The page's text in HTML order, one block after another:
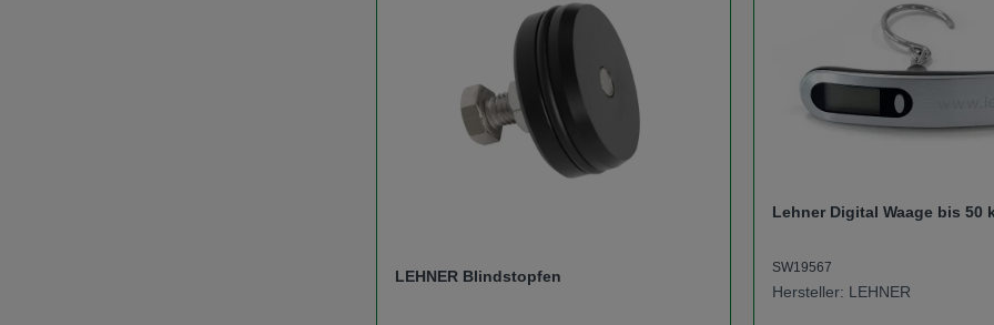
LEHNER Blindstopfen
Lehner Digital Waage bis 50
SW19567
Hersteller: LEHNER